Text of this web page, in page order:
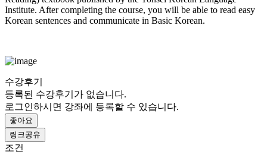
Institute. After completing the course, you will be able to read easy
Korean sentences and communicate in Basic Korean.
수강후기
등록된 수강후기가 없습니다.
로그인하시면 강좌에 등록할 수 있습니다.
좋아요
링크공유
조건